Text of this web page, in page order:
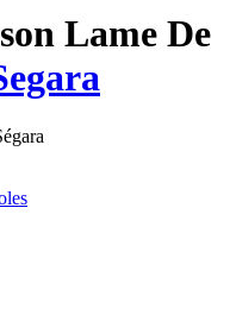
Lame De